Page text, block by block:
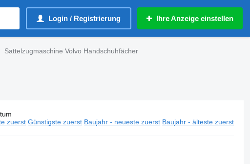
Login / Registrierung Ihre Anzeige einstellen
Sattelzugmaschine Volvo Handschuhfächer
zuerst Günstigste zuerst Baujahr - neueste zuerst Baujahr - älteste zuerst